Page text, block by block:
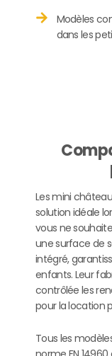
Modèles
dans les
Les mini
solution idéale
vous ne
une surface de
intégré,
enfants. Leur
contrôlée les
pour la location
Tous les